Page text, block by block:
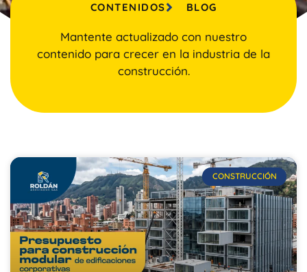
CONTENIDOS BLOG
Mantente actualizado con nuestro
contenido para crecer en la industria de la
construcción.
CONSTRUCCIÓN